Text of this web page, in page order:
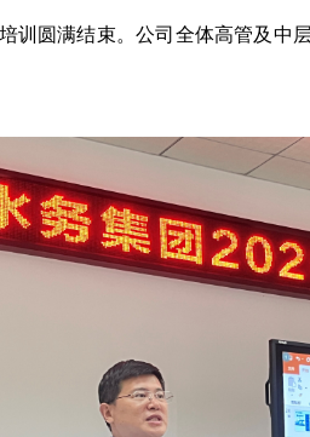
圆满结束。公司全体高管及中